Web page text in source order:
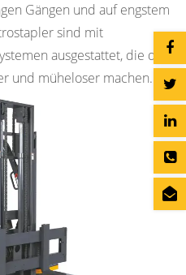
Gängen und auf engstem
sind mit
ausgestattet, die das
und müheloser machen.